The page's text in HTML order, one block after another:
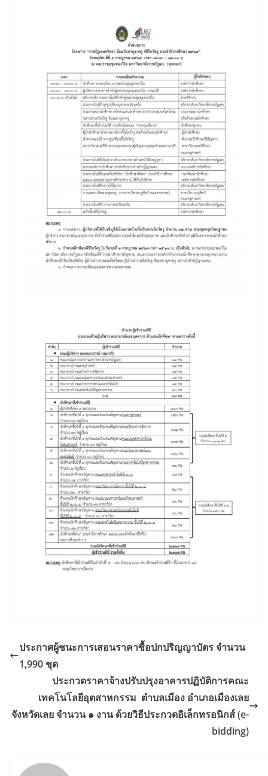
ประกาศผู้ชนะการเสอนราคาซื้อปกปริญญาบัตร จำนวน
1,990 ชุด
ประกวดราคาจ้างปรับปรุงอาคารปฏิบัติการคณะ
เทคโนโลยีอุตสาหกรรม ตำบลเมือง อำเภอเมืองเลย
จังหวัดเลย จำนวน ๑ งาน ด้วยวิธีประกวดอิเล็กทรอนิกส์ (e-
bidding)